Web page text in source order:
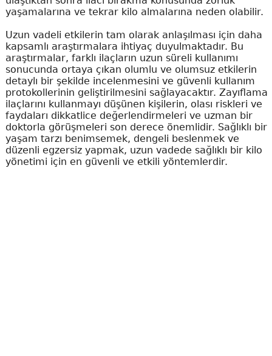
yaşamalarına ve tekrar kilo almalarına neden olabilir.
Uzun vadeli etkilerin tam olarak anlaşılması için daha
kapsamlı araştırmalara ihtiyaç duyulmaktadır. Bu
araştırmalar, farklı ilaçların uzun süreli kullanımı
sonucunda ortaya çıkan olumlu ve olumsuz etkilerin
detaylı bir şekilde incelenmesini ve güvenli kullanım
protokollerinin geliştirilmesini sağlayacaktır. Zayıflama
ilaçlarını kullanmayı düşünen kişilerin, olası riskleri ve
faydaları dikkatlice değerlendirmeleri ve uzman bir
doktorla görüşmeleri son derece önemlidir. Sağlıklı bir
yaşam tarzı benimsemek, dengeli beslenmek ve
düzenli egzersiz yapmak, uzun vadede sağlıklı bir kilo
yönetimi için en güvenli ve etkili yöntemlerdir.